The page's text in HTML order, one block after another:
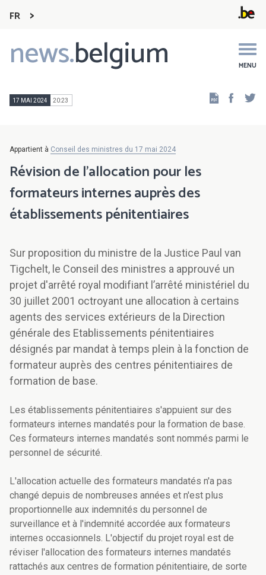
FR
news.belgium MENU
Main
navigation
17 MAI 2024 20:23
Appartient à Conseil des ministres du 17 mai 2024
Révision de l'allocation pour les
formateurs internes auprès des
établissements pénitentiaires
Sur proposition du ministre de la Justice Paul van
Tigchelt, le Conseil des ministres a approuvé un
projet d'arrêté royal modifiant l’arrêté ministériel du
30 juillet 2001 octroyant une allocation à certains
agents des services extérieurs de la Direction
générale des Etablissements pénitentiaires
désignés par mandat à temps plein à la fonction de
formateur auprès des centres pénitentiaires de
formation de base.
Les établissements pénitentiaires s'appuient sur des
formateurs internes mandatés pour la formation de base.
Ces formateurs internes mandatés sont nommés parmi le
personnel de sécurité.
L'allocation actuelle des formateurs mandatés n'a pas
changé depuis de nombreuses années et n'est plus
proportionnelle aux indemnités du personnel de
surveillance et à l'indemnité accordée aux formateurs
internes occasionnels. L'objectif du projet royal est de
réviser l'allocation des formateurs internes mandatés
rattachés aux centres de formation pénitentiaire, de sorte